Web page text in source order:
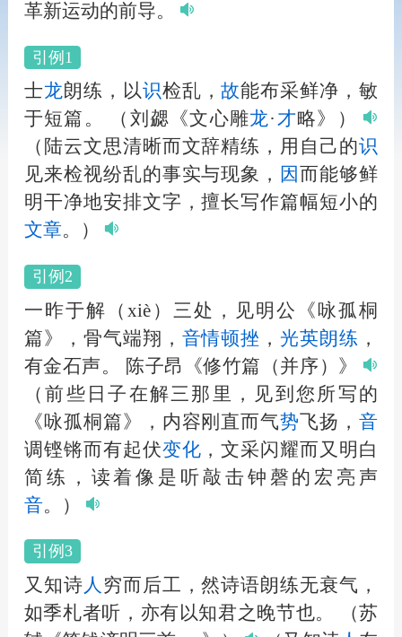
革新运动的前导。
引例1
士龙朗练，以识检乱，故能布采鲜净，敏
于短篇。
（刘勰《文心雕龙· 才略》）
（陆云文思清晰而文辞精练，用自己的识
见来检视纷乱的事实与现象，
因 而能够鲜
明干净地安排文字，擅长写作篇幅短小的
文章。）
引例2
一昨于解（xiè）三处，见明公《咏孤桐
篇》，骨气端翔， 音情顿挫 ，光英朗练 ，
有金石声。 陈子昂《修竹篇（并序）》
（前些日子在解三那里，见到您所写的
《咏孤桐篇》，内容刚直而气势飞扬，音
调铿锵而有起伏变化 ，文采闪耀而又明白
简练，读着像是听敲击钟磬的宏亮声
音。）
引例3
又知诗 人 穷而后工，然诗语朗练无衰气，
如季札者听，亦有以知君之晚节也。
（苏